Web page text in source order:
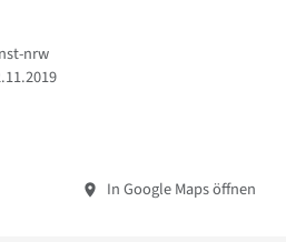
nrw
In Google Maps öffnen